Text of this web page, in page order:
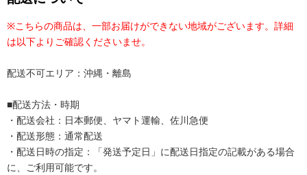
※こちらの商品は、一部お届けができない地域がございます。詳細
は以下よりご確認くださいませ。
配送不可エリア：沖縄・離島
■配送方法・時期
・配送会社：日本郵便、ヤマト運輸、佐川急便
・配送形態：通常配送
・配送日時の指定：「発送予定日」に配送日指定の記載がある場合
に、ご利用可能です。